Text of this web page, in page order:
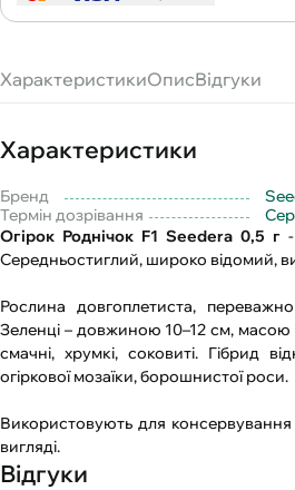
ХарактеристикиОписВідгуки
Характеристики
Бренд
Термін дозрівання
Огірок Роднічок F1 Seedеra 0,5 г
Середньостиглий, широко відомий,
Рослина довгоплетиста,
Зеленці – довжиною 10–12 см, масою
смачні, хрумкі, соковиті. Гібрид
огіркової мозаїки, борошнистої роси.
Використовують для
вигляді.
Відгуки